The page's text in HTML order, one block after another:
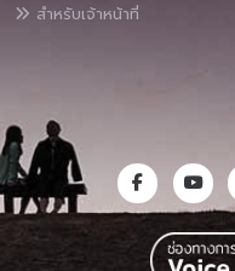
สำหรับเจ้าหน้าที่